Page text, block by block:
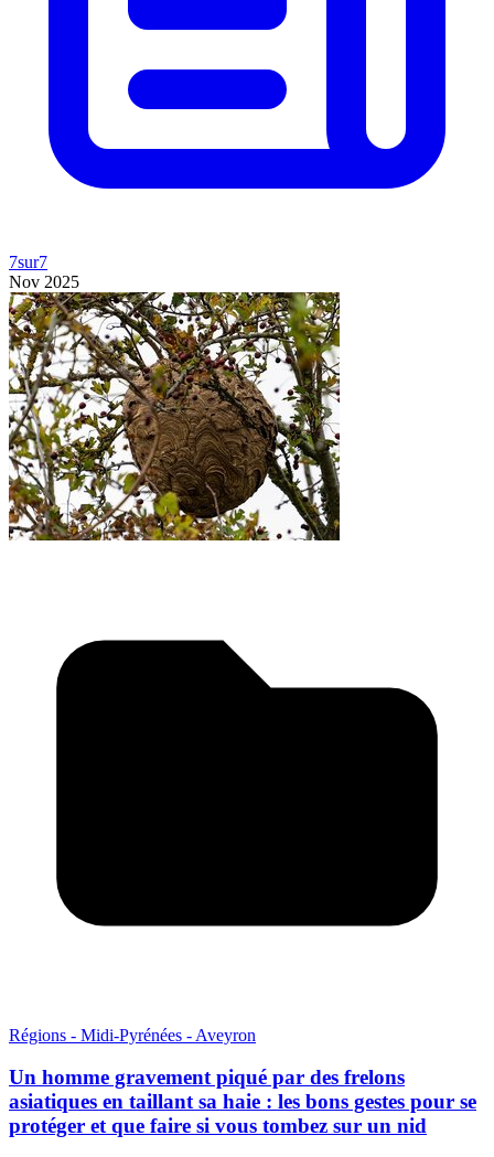
7sur7
Nov 2025
Régions - Midi-Pyrénées - Aveyron
Un homme gravement piqué par des frelons
asiatiques en taillant sa haie : les bons gestes pour se
protéger et que faire si vous tombez sur un nid